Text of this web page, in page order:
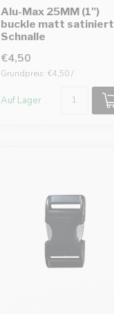
Alu-Max 25MM (1")
buckle matt satiniert
Schnalle
€4,50
Grundpreis: €4,50 /
Auf Lager